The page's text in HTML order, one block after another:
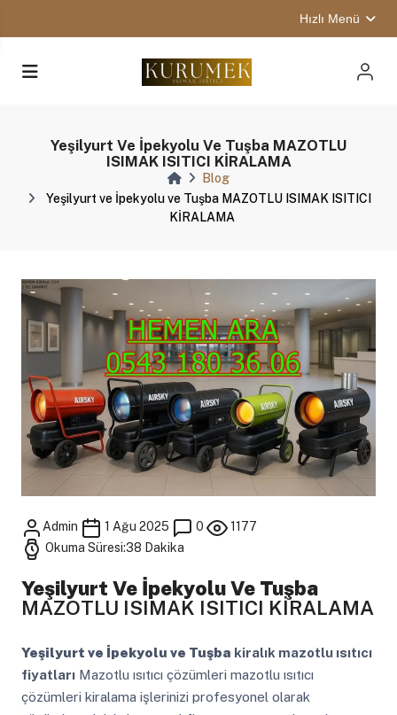
Hızlı Menü
Yeşilyurt Ve İpekyolu Ve Tuşba MAZOTLU
ISIMAK ISITICI KİRALAMA
Blog
Yeşilyurt ve İpekyolu ve Tuşba MAZOTLU ISIMAK ISITICI
KİRALAMA
Admin 1 Ağu 2025 0
1177
Okuma Süresi:38 Dakika
Yeşilyurt Ve İpekyolu Ve Tuşba
MAZOTLU ISIMAK ISITICI KİRALAMA
Yeşilyurt ve İpekyolu ve Tuşba kiralık mazotlu ısıtıcı
fiyatlarıMazotlu ısıtıcı çözümleri mazotlu ısıtıcı
çözümleri kiralama işlerinizi profesyonel olarak